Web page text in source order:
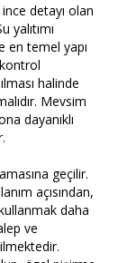
detayı olan
yalıtımı
en temel yapı
halinde
Mevsim
dayanıklı
geçilir.
açısından,
daha
ve